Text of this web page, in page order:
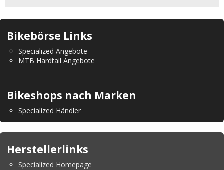
Bikebörse Links
Specialized Angebote
MTB Hardtail Angebote
Bikeshops nach Marken
Specialized Händler
Herstellerlinks
Specialized Homepage